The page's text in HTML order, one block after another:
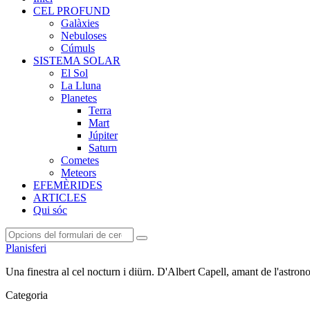
CEL PROFUND
Galàxies
Nebuloses
Cúmuls
SISTEMA SOLAR
El Sol
La Lluna
Planetes
Terra
Mart
Júpiter
Saturn
Cometes
Meteors
EFEMÈRIDES
ARTICLES
Qui sóc
Cerca
Planisferi
Una finestra al cel nocturn i diürn. D'Albert Capell, amant de
Categoria